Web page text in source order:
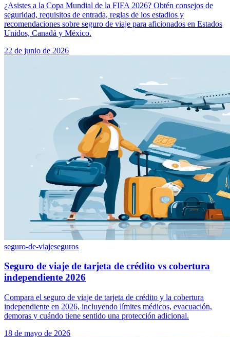
¿Asistes a la Copa Mundial de la FIFA 2026? Obtén consejos de
seguridad, requisitos de entrada, reglas de los estadios y
recomendaciones sobre seguro de viaje para aficionados en Estados
Unidos, Canadá y México.
22 de junio de 2026
seguro-de-viajeseguros
Seguro de viaje de tarjeta de crédito vs cobertura
independiente 2026
Compara el seguro de viaje de tarjeta de crédito y la cobertura
independiente en 2026, incluyendo límites médicos, evacuación,
demoras y cuándo tiene sentido una protección adicional.
18 de mayo de 2026